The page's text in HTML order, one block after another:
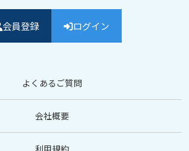
会員登録 ログイン
よくあるご質問
会社概要
利用規約